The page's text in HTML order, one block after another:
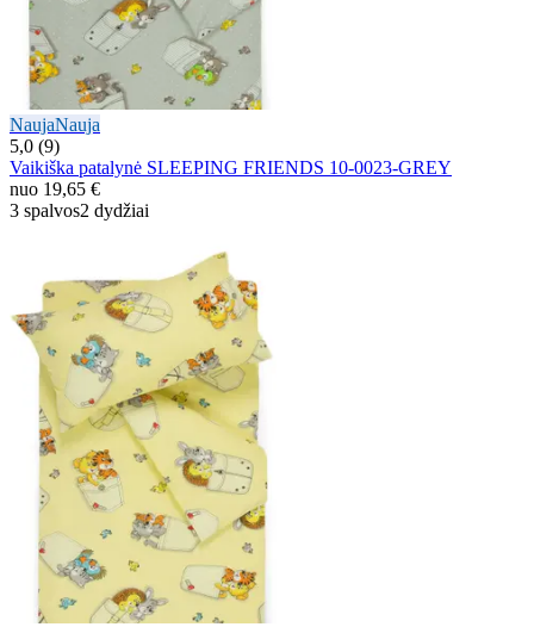
NaujaNauja
5,0 (9)
Vaikiška patalynė SLEEPING FRIENDS 10-0023-GREY
nuo 19,65 €
3 spalvos2 dydžiai